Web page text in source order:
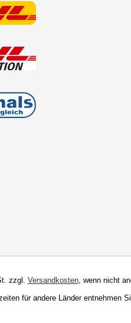
zzgl. Versandkosten, wenn nicht
für andere Länder entnehmen